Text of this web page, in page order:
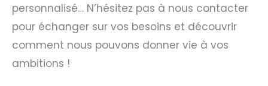
personnalisé… N’hésitez pas à nous contacter
pour échanger sur vos besoins et découvrir
comment nous pouvons donner vie à vos
ambitions !